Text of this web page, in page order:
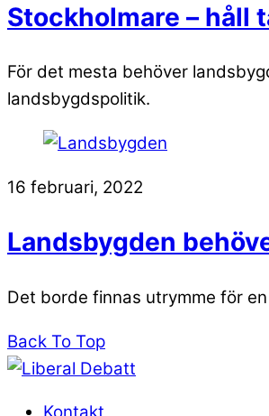
Stockholmare – håll
För det mesta behöver
landsbygdspolitik.
16 februari, 2022
Landsbygden
Det borde finnas utrymme för
Back To Top